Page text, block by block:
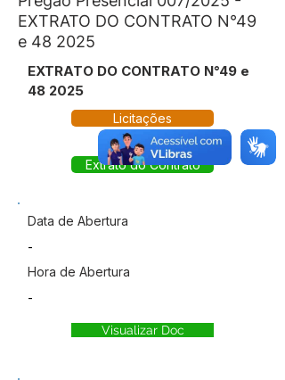
EXTRATO DO CONTRATO N°49
e 48 2025
EXTRATO DO CONTRATO N°49 e
48 2025
Licitações
Extrato do Contrato
Data de Abertura
-
Hora de Abertura
-
Visualizar Doc